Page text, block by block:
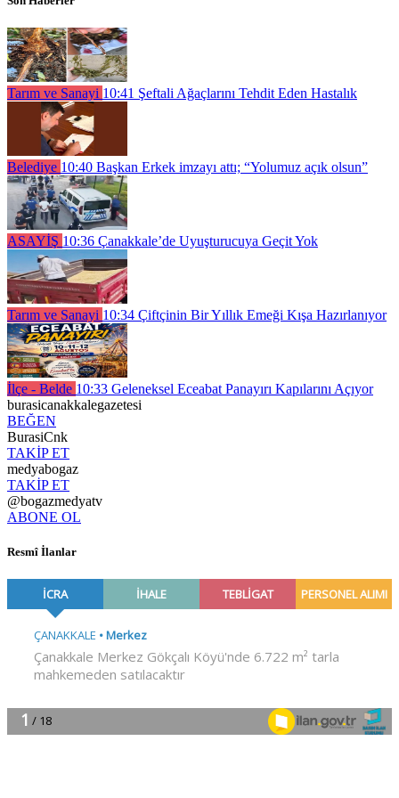
Tarım ve Sanayi 10:41 Şeftali Ağaçlarını Tehdit Eden Hastalık
Belediye 10:40 Başkan Erkek imzayı attı; “Yolumuz açık olsun”
ASAYİŞ 10:36 Çanakkale’de Uyuşturucuya Geçit Yok
Tarım ve Sanayi 10:34 Çiftçinin Bir Yıllık Emeği Kışa Hazırlanıyor
İlçe - Belde 10:33 Geleneksel Eceabat Panayırı Kapılarını Açıyor
burasicanakkalegazetesi
BEĞEN
BurasiCnk
TAKİP ET
medyabogaz
TAKİP ET
@bogazmedyatv
ABONE OL
Resmî İlanlar